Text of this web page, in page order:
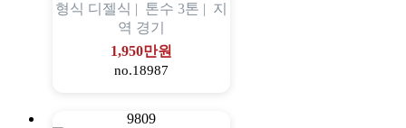
형식 디젤식 | 톤수 3톤 | 지
역 경기
1,950만원
no.18987
9809